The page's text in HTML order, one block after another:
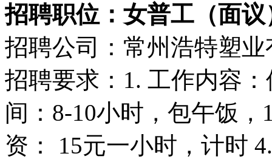
招聘职位：女普工（面议
招聘公司：常州浩特塑
招聘要求：1. 工作内容
间：8-10小时，包午饭
资： 15元一小时，计时